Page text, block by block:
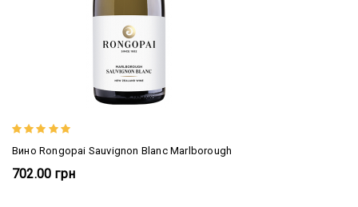
Вино Rongopai Sauvignon Blanc Marlborough
702.00 грн